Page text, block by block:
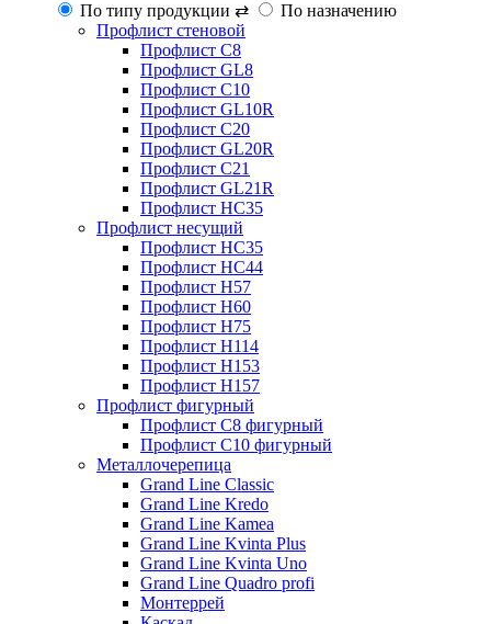
По типу продукции ⇄
По назначению
Профлист стеновой
Профлист С8
Профлист GL8
Профлист С10
Профлист GL10R
Профлист С20
Профлист GL20R
Профлист С21
Профлист GL21R
Профлист НС35
Профлист несущий
Профлист НС35
Профлист НС44
Профлист Н57
Профлист Н60
Профлист Н75
Профлист Н114
Профлист Н153
Профлист Н157
Профлист фигурный
Профлист С8 фигурный
Профлист С10 фигурный
Металлочерепица
Grand Line Classic
Grand Line Kredo
Grand Line Kamea
Grand Line Kvinta Plus
Grand Line Kvinta Uno
Grand Line Quadro profi
Монтеррей